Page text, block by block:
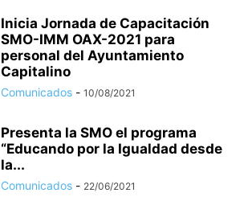
Inicia Jornada de Capacitación
SMO-IMM OAX-2021 para
personal del Ayuntamiento
Capitalino
Comunicados - 10/08/2021
Presenta la SMO el programa
“Educando por la Igualdad desde
la...
Comunicados - 22/06/2021